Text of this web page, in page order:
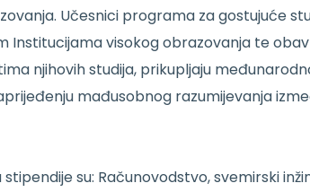
Učesnici programa za gostujuće
Institucijama visokog obrazovanja te
njihovih studija, prikupljaju
mađusobnog razumijevanja
su: Računovodstvo, svemirski